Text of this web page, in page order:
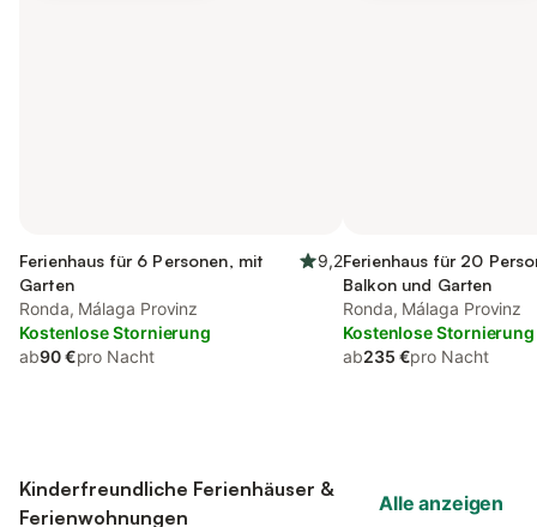
Ferienhaus für 6 Personen, mit
Garten
9,2
Ronda, Málaga Provinz
Kostenlose Stornierung
ab90 €pro Nacht
Ferienhaus für 20
Balkon und Garten
Ronda, Málaga Provinz
Kostenlose Stornierung
ab235 €pro Nacht
Kinderfreundliche Ferienhäuser &
Ferienwohnungen
Alle anzeigen